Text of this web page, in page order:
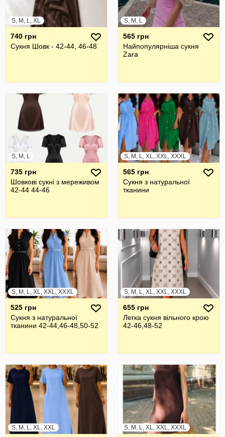
S, M, L, XL
740 грн
Сукня Шовк - 42-44, 46-48
S, M, L
565 грн
Найпопулярніша сукня
Zara
S, M, L
735 грн
Шовкові сукні з мереживом
42-44 44-46
S, M, L, XL, XXL, XXXL
565 грн
Сукня з натуральної
тканини
S, M, L, XL, XXL, XXXL
525 грн
Сукня з натуральної
тканини 42-44,46-48,50-52
S, M, L, XL, XXL, XXXL
655 грн
Легка сукня вільного крою
42-46,48-52
S, M, L, XL, XXL S, M, L, XL, XXL, XXXL